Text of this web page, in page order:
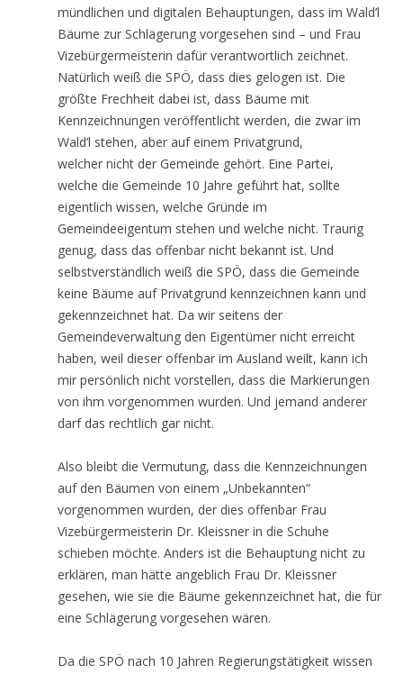
mündlichen und digitalen Behauptungen, dass im Wald’l
Bäume zur Schlägerung vorgesehen sind – und Frau
Vizebürgermeisterin dafür verantwortlich zeichnet.
Natürlich weiß die SPÖ, dass dies gelogen ist. Die
größte Frechheit dabei ist, dass Bäume mit
Kennzeichnungen veröffentlicht werden, die zwar im
Wald’l stehen, aber auf einem Privatgrund,
welcher nicht der Gemeinde gehört. Eine Partei,
welche die Gemeinde 10 Jahre geführt hat, sollte
eigentlich wissen, welche Gründe im
Gemeindeeigentum stehen und welche nicht. Traurig
genug, dass das offenbar nicht bekannt ist. Und
selbstverständlich weiß die SPÖ, dass die Gemeinde
keine Bäume auf Privatgrund kennzeichnen kann und
gekennzeichnet hat. Da wir seitens der
Gemeindeverwaltung den Eigentümer nicht erreicht
haben, weil dieser offenbar im Ausland weilt, kann ich
mir persönlich nicht vorstellen, dass die Markierungen
von ihm vorgenommen wurden. Und jemand anderer
darf das rechtlich gar nicht.
Also bleibt die Vermutung, dass die Kennzeichnungen
auf den Bäumen von einem „Unbekannten“
vorgenommen wurden, der dies offenbar Frau
Vizebürgermeisterin Dr. Kleissner in die Schuhe
schieben möchte. Anders ist die Behauptung nicht zu
erklären, man hätte angeblich Frau Dr. Kleissner
gesehen, wie sie die Bäume gekennzeichnet hat, die für
eine Schlägerung vorgesehen wären.
Da die SPÖ nach 10 Jahren Regierungstätigkeit wissen